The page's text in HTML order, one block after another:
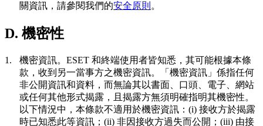
關資訊，請參閱我們的安全原則 。
D. 機密性
1. 機密資訊。 ESET 和終端使用者皆知悉，其可能根據本條
款，收到另一當事方之機密資訊。「 機密資訊 」係指任何
非公開資訊和資料，而無論其以書面、口頭、電子、網站
或任何其他形式揭露，且揭露方無須明確指明其機密性。
以下情況中，本條款不適用於機密資訊：(i) 接收方於揭露
時已知悉此等資訊；(ii) 非因接收方過失而公開；(iii) 由接